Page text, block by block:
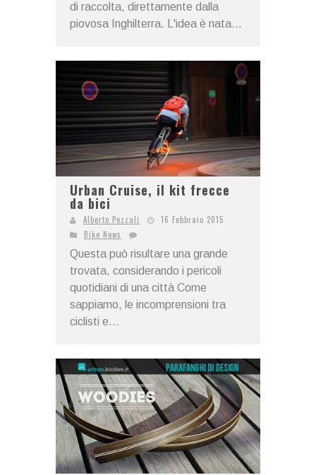
di raccolta, direttamente dalla
piovosa Inghilterra. L'idea è nata...
Urban Cruise, il kit frecce
da bici
Alberto Pezzali
16 Febbraio 2015
Bike News
Questa può risultare una grande
trovata, considerando i pericoli
quotidiani di una città Come
sappiamo, le incomprensioni tra
ciclisti e...